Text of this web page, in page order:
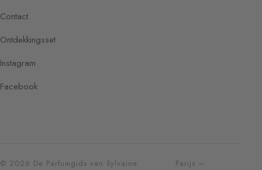
Contact
Ontdekkingsset
Instagram
Facebook
© 2026 De Parfumgids van Sylvaine
Parijs —